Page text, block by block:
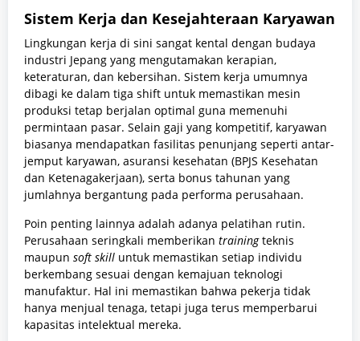
Sistem Kerja dan Kesejahteraan Karyawan
Lingkungan kerja di sini sangat kental dengan budaya
industri Jepang yang mengutamakan kerapian,
keteraturan, dan kebersihan. Sistem kerja umumnya
dibagi ke dalam tiga shift untuk memastikan mesin
produksi tetap berjalan optimal guna memenuhi
permintaan pasar. Selain gaji yang kompetitif, karyawan
biasanya mendapatkan fasilitas penunjang seperti antar-
jemput karyawan, asuransi kesehatan (BPJS Kesehatan
dan Ketenagakerjaan), serta bonus tahunan yang
jumlahnya bergantung pada performa perusahaan.
Poin penting lainnya adalah adanya pelatihan rutin.
Perusahaan seringkali memberikan trainingteknis
maupun soft skill untuk memastikan setiap individu
berkembang sesuai dengan kemajuan teknologi
manufaktur. Hal ini memastikan bahwa pekerja tidak
hanya menjual tenaga, tetapi juga terus memperbarui
kapasitas intelektual mereka.